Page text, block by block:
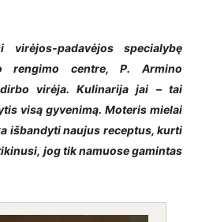
virėjos-padavėjos specialybę
rengimo centre, P. Armino
virėja. Kulinarija jai – tai
visą gyvenimą. Moteris mielai
išbandyti naujus receptus, kurti
jog tik namuose gamintas